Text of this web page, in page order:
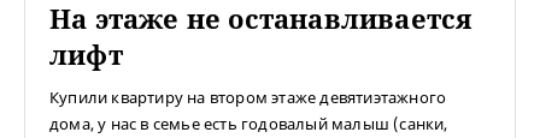
На этаже не останавливается
лифт
Купили квартиру на втором этаже девятиэтажного
дома, у нас в семье есть годовалый малыш (санки,